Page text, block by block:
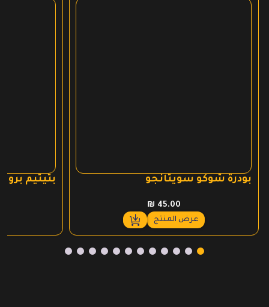
بودرة شوكو سويتانجو
₪ 45.00
عرض المنتج
بتيتيم